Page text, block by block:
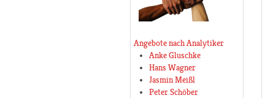
Angebote nach Analytiker
Anke Gluschke
Hans Wagner
Jasmin Meißl
Peter Schöber